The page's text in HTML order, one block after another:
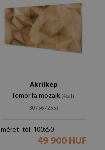
Akrilkép
Tömör fa mozaik (#oah-
307567255)
méret -tól: 100x50
49 900 HUF